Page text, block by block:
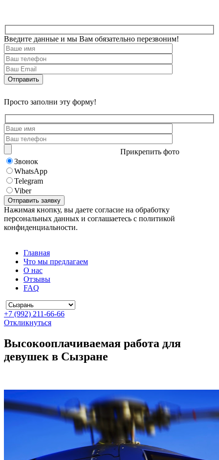
Введите данные и мы Вам обязательно перезвоним!
Просто заполни эту форму!
Прикрепить фото
Звонок
WhatsApp
Telegram
Viber
Нажимая кнопку, вы даете согласие на обработку
персональных данных и соглашаетесь с политикой
конфиденциальности.
Главная
Что мы предлагаем
О нас
Отзывы
FAQ
+7 (992) 211-66-66
Откликнуться
Высокооплачиваемая работа для
девушек в Сызране